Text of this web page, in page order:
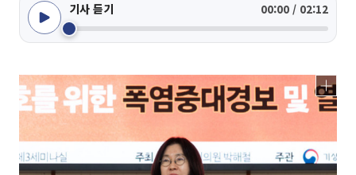
기사 듣기 00:00 / 02:12